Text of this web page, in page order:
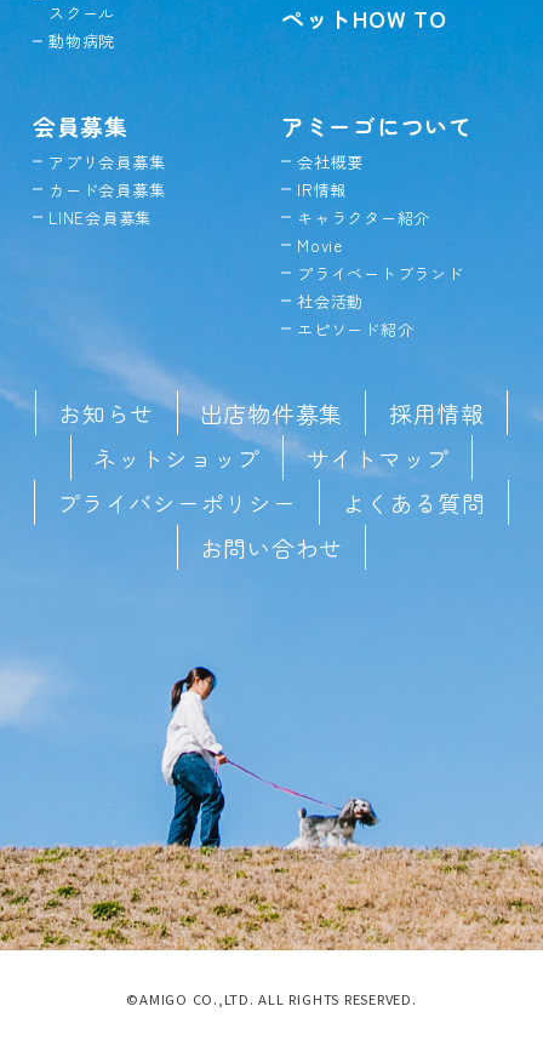
スクール
動物病院
ペットHOW TO
会員募集
アプリ会員募集
カード会員募集
LINE会員募集
アミーゴについて
会社概要
IR情報
キャラクター紹介
Movie
プライベートブランド
社会活動
エピソード紹介
お知らせ 出店物件募集
採用情報
ネットショップ
サイトマップ
プライバシーポリシー
よくある質問
お問い合わせ
©AMIGO CO.,LTD. ALL RIGHTS RESERVED.